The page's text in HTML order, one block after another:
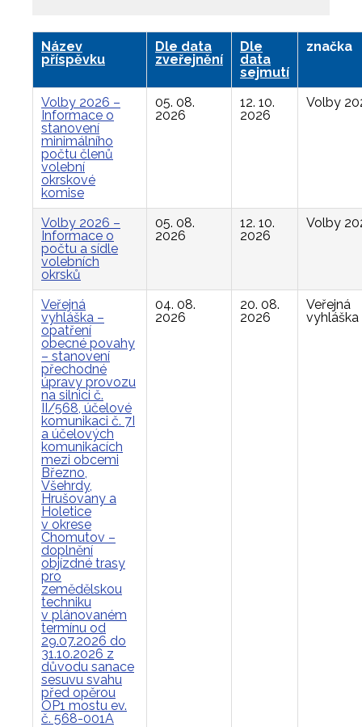
Název
příspěvku
Dle data
zveřejnění
Dle
data
sejmutí
značka
Volby 2026 –
Informace o
stanovení
minimálního
počtu členů
volební
okrskové
komise
05. 08.
2026
12. 10.
2026
Volby
Volby 2026 –
Informace o
počtu a sídle
volebních
okrsků
05. 08.
2026
12. 10.
2026
Volby
Veřejná
vyhláška –
opatření
obecné povahy
– stanovení
přechodné
úpravy provozu
na silnici č.
II/568, účelové
komunikaci č. 7I
a účelových
komunikacích
mezi obcemi
Březno,
Všehrdy,
Hrušovany a
Holetice
v okrese
Chomutov –
doplnění
objízdné trasy
pro
zemědělskou
techniku
v plánovaném
termínu od
29.07.2026 do
31.10.2026 z
důvodu sanace
sesuvu svahu
před opěrou
OP1 mostu ev.
č. 568-001A
04. 08.
2026
20. 08.
2026
Veřejná
vyhláška